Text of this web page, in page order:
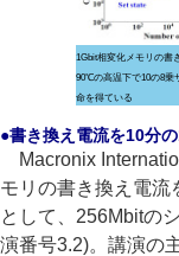
1Gbit相変化メモリの書
90℃の高温下で10の8乗
命を得ている
●書き換え電流を10分
Macronix
モリの書き換え電流
として、256Mbitの
演番号3.2)。講演の